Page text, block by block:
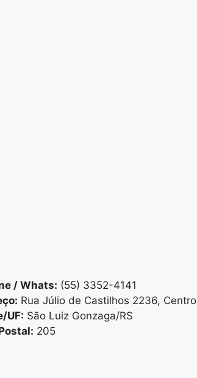
/ Whats: (55) 3352-4141
Rua Júlio de Castilhos 2236, Centro
UF: São Luiz Gonzaga/RS
205